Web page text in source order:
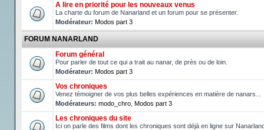
A lire en priorité pour les nouveaux venus
La charte du forum de Nanarland et un forum pour se présenter.
Modérateur: Modos part 3
FORUM NANARLAND
Forum général
Pour parler de tout ce qui a trait au nanar, de près ou de loin.
Modérateur: Modos part 3
Vos chroniques
Venez témoigner de vos plus belles expériences en matière de nanars...
Modérateurs: modo_chro Modos part 3
Les chroniques du site
Ici on parle des films dont les chroniques sont déjà en ligne sur